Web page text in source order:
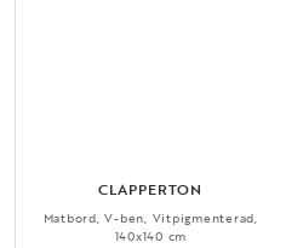
CLAPPERTON
Matbord, V-ben, Vitpigmenterad,
140x140 cm